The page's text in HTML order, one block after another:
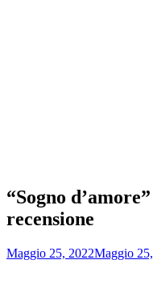
“Sogno
recensione
Maggio 25, 2022Maggio